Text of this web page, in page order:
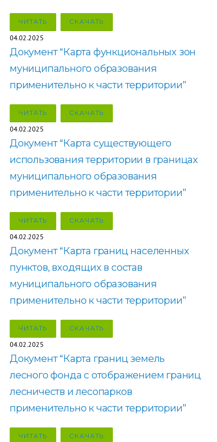
ЧИТАТЬ СКАЧАТЬ
04.02.2025
Документ “Карта функциональных зон
муниципального образования
применительно к части территории”
ЧИТАТЬ СКАЧАТЬ
04.02.2025
Документ “Карта существующего
использования территории в границах
муниципального образования
применительно к части территории”
ЧИТАТЬ СКАЧАТЬ
04.02.2025
Документ “Карта границ населенных
пунктов, входящих в состав
муниципального образования
применительно к части территории”
ЧИТАТЬ СКАЧАТЬ
04.02.2025
Документ “Карта границ земель
лесного фонда с отображением границ
лесничеств и лесопарков
применительно к части территории”
ЧИТАТЬ СКАЧАТЬ